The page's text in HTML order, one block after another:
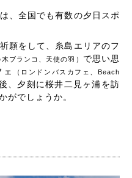
、全国でも有数の夕日スポ
願をして、糸島エリアのフ
木ブランコ、天使の羽）
で思い思
（ロンドンバスカフェ、Beach
、夕刻に桜井二見ヶ浦を訪
がでしょうか。